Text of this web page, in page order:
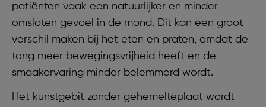
patiënten vaak een natuurlijker en minder
omsloten gevoel in de mond. Dit kan een groot
verschil maken bij het eten en praten, omdat de
tong meer bewegingsvrijheid heeft en de
smaakervaring minder belemmerd wordt.
Het kunstgebit zonder gehemelteplaat wordt